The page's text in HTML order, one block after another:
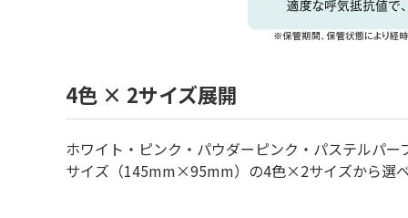
4色 × 2サイズ展開
ホワイト・ピンク・パウダーピンク・パステルパ
サイズ（145mm×95mm）の4色×2サイズから選